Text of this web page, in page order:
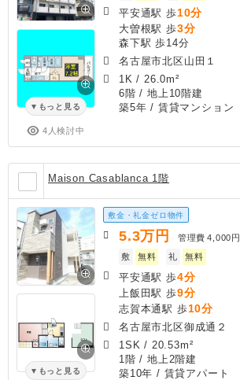
もっと見る
4人検討中
平安通駅 歩10分
大曽根駅 歩3分
森下駅 歩14分
名古屋市北区山田１
1K / 26.0m²
6階 / 地上10階建
築5年 / 賃貸マンション
Maison Casablanca 1階
もっと見る
敷金・礼金ゼロ物件
5.3万円 管理費 4,000円
敷
無料 礼 無料
平安通駅 歩4分
上飯田駅 歩9分
志賀本通駅 歩10分
名古屋市北区御成通２
1SK / 20.53m²
1階 / 地上2階建
築10年 / 賃貸アパート